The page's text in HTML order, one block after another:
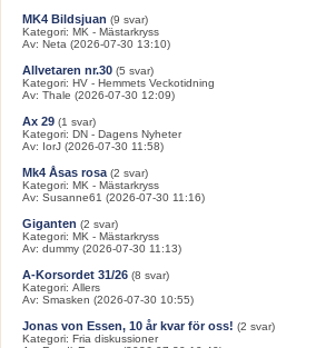
MK4 Bildsjuan (9 svar)
Kategori: MK - Mästarkryss
Av: Neta (2026-07-30 13:10)
Allvetaren nr.30 (5 svar)
Kategori: HV - Hemmets Veckotidning
Av: Thale (2026-07-30 12:09)
Ax 29 (1 svar)
Kategori: DN - Dagens Nyheter
Av: IorJ (2026-07-30 11:58)
Mk4 Åsas rosa (2 svar)
Kategori: MK - Mästarkryss
Av: Susanne61 (2026-07-30 11:16)
Giganten (2 svar)
Kategori: MK - Mästarkryss
Av: dummy (2026-07-30 11:13)
A-Korsordet 31/26 (8 svar)
Kategori: Allers
Av: Smasken (2026-07-30 10:55)
Jonas von Essen, 10 år kvar för oss! (2 svar)
Kategori: Fria diskussioner